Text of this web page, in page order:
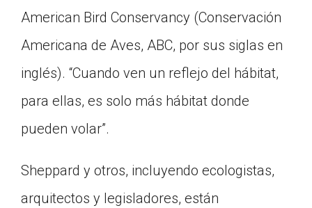
American Bird Conservancy (Conservación
Americana de Aves, ABC, por sus siglas en
inglés). “Cuando ven un reflejo del hábitat,
para ellas, es solo más hábitat donde
pueden volar”.
Sheppard y otros, incluyendo ecologistas,
arquitectos y legisladores, están